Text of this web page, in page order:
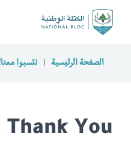
الصفحة الرئيسية نتسبوا
Thank You